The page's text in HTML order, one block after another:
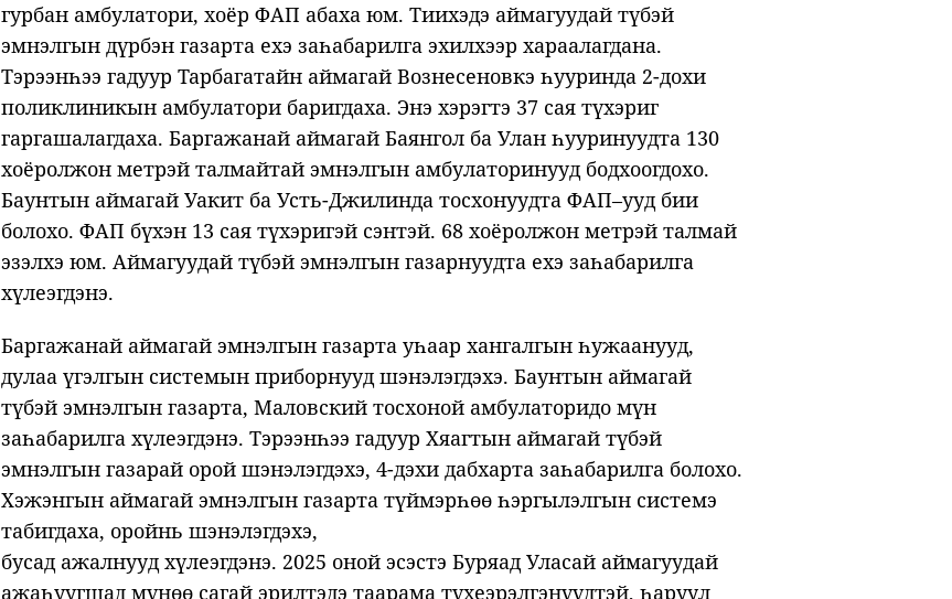
гурбан амбулатори, хоёр ФАП абаха юм. Тиихэдэ аймагуудай түбэй
эмнэлгын дүрбэн газарта ехэ заһабарилга эхилхээр хараалагдана.
Тэрээнһээ гадуур Тарбагатайн аймагай Вознесеновкэ һууринда 2-дохи
поликлиникын амбулатори баригдаха. Энэ хэрэгтэ 37 сая түхэриг
гаргашалагдаха. Баргажанай аймагай Баянгол ба Улан һууринуудта 130
хоёролжон метрэй талмайтай эмнэлгын амбулаторинууд бодхоогдохо.
Баунтын аймагай Уакит ба Усть-Джилинда тосхонуудта ФАП–ууд бии
болохо. ФАП бүхэн 13 сая түхэригэй сэнтэй. 68 хоёролжон метрэй талмай
эзэлхэ юм. Аймагуудай түбэй эмнэлгын газарнуудта ехэ заһабарилга
хүлеэгдэнэ.
Баргажанай аймагай эмнэлгын газарта уһаар хангалгын һужаанууд,
дулаа үгэлгын системын приборнууд шэнэлэгдэхэ. Баунтын аймагай
түбэй эмнэлгын газарта, Маловский тосхоной амбулаторидо мүн
заһабарилга хүлеэгдэнэ. Тэрээнһээ гадуур Хяагтын аймагай түбэй
эмнэлгын газарай орой шэнэлэгдэхэ, 4-дэхи дабхарта заһабарилга болохо.
Хэжэнгын аймагай эмнэлгын газарта түймэрһөө һэргылэлгын системэ
табигдаха, оройнь шэнэлэгдэхэ,
бусад ажалнууд хүлеэгдэнэ. 2025 оной эсэстэ Буряад Уласай аймагуудай
ажаһуугшад мүнөө сагай эрилтэдэ таарама түхеэрэлгэнүүдтэй, һаруул